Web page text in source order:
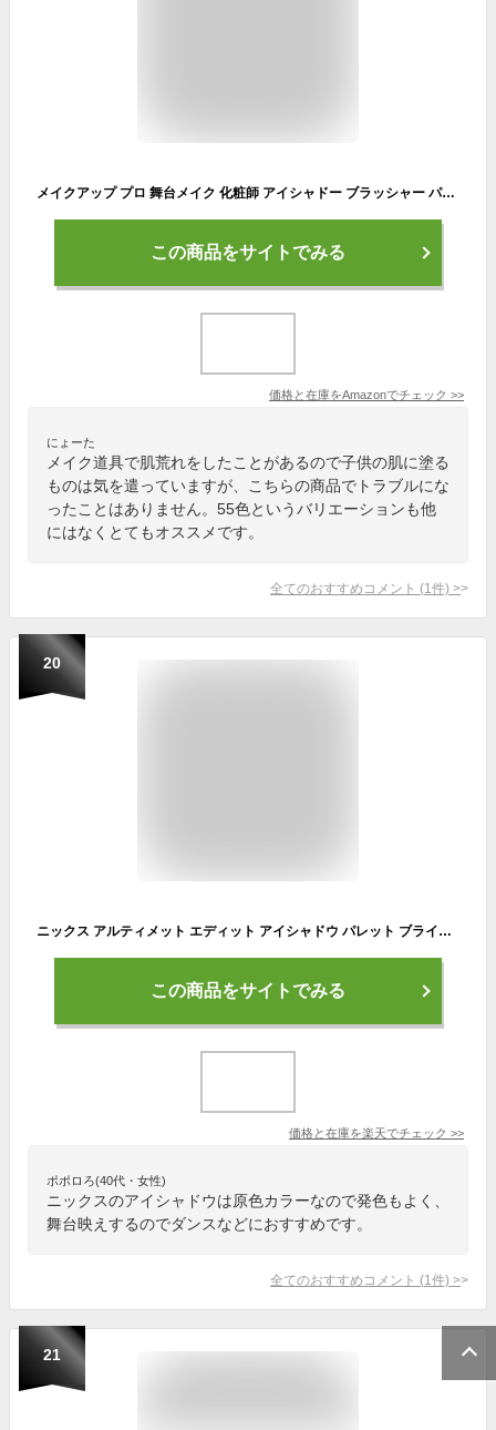
メイクアップ プロ 舞台メイク 化粧師 アイシャドー ブラッシャー パレット 55色組み
この商品をサイトでみる
価格と在庫をAmazonでチェック >>
にょーた
メイク道具で肌荒れをしたことがあるので子供の肌に塗る
ものは気を遣っていますが、こちらの商品でトラブルにな
ったことはありません。55色というバリエーションも他
にはなくとてもオススメです。
全てのおすすめコメント (1 件) >
20
ニックス アルティメット エディット アイシャドウ パレット ブライト ( BRIGHTS ) 6 X 1,2g NYX ULTIMATE EDIT EYE SHADOW PALETTE
この商品をサイトでみる
価格と在庫を楽天でチェック >>
ポポロろ(40代・女性)
ニックスのアイシャドウは原色カラーなので発色もよく、
舞台映えするのでダンスなどにおすすめです。
全てのおすすめコメント (1 件) >
21